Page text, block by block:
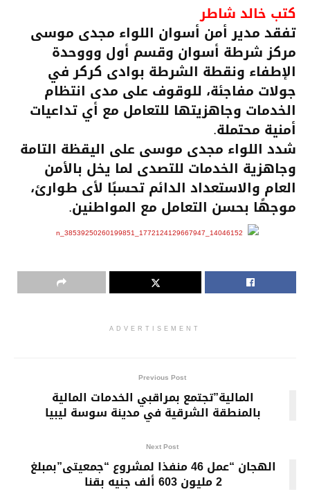
كتب خالد شاطر
تفقد مدير أمن أسوان اللواء مجدى موسى
مركز شرطة أسوان وقسم أول وووحدة
الإطفاء ونقطة الشرطة بوادى كركر في
جولات مفاجئة، للوقوف على مدى انتظام
الخدمات وجاهزيتها للتعامل مع أي تداعيات
أمنية محتملة.
شدد اللواء مجدى موسى على اليقظة التامة
وجاهزية الخدمات للتصدى لما يخل بالأمن
العام والاستعداد الدائم تحسبًا لأى طوارئ،
موجهًا بحسن التعامل مع المواطنين.
ADVERTISEMENT
Previous Post
المالية”تجتمع بمراقبي الخدمات المالية
بالمنطقة الشرقية في مدينة سوسة ليبيا
Next Post
الهجان “عمل 46 منفذا لمشروع “جمعيتى”بمبلغ
2 مليون 603 ألف جنيه بقنا